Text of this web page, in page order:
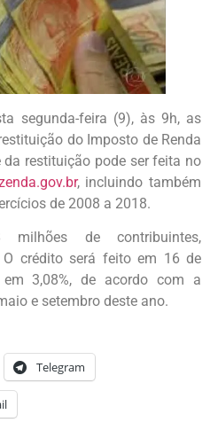
segunda-feira (9), às 9h, as
do Imposto de Renda
restituição pode ser feita no
, incluindo também
de 2008 a 2018.
milhões de contribuintes,
crédito será feito em 16 de
3,08%, de acordo com a
e setembro deste ano.
Telegram